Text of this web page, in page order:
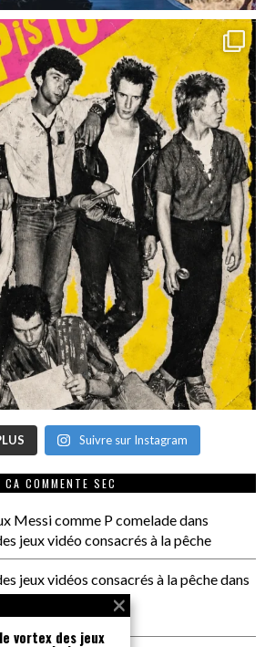
Suivre sur Instagram
CA COMMENTE SEC
Messi comme P comeladedans
jeux vidéo consacrés à la pêche
jeux vidéos consacrés à la pêchedans
Gnose
vortex des jeux